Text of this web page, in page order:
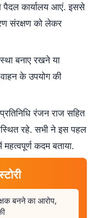
पैदल कार्यालय आएं. इससे
संरक्षण को लेकर
बनाए रखने या
के उपयोग की
रंजन राज सहित
रहे. सभी ने इस पहल
कदम बताया.
बनने का आरोप,